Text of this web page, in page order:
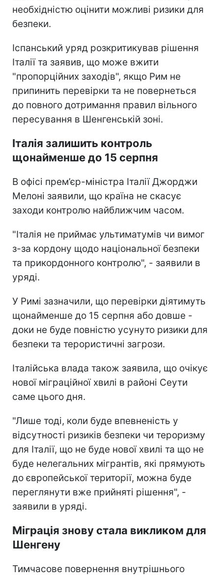
необхідністю оцінити можливі ризики для
безпеки.
Іспанський уряд розкритикував рішення
Італії та заявив, що може вжити
"пропорційних заходів", якщо Рим не
припинить перевірки та не повернеться
до повного дотримання правил вільного
пересування в Шенгенській зоні.
Італія залишить контроль
щонайменше до 15 серпня
В офісі прем’єр-міністра Італії Джорджи
Мелоні заявили, що країна не скасує
заходи контролю найближчим часом.
"Італія не приймає ультиматумів чи вимог
з-за кордону щодо національної безпеки
та прикордонного контролю", - заявили в
уряді.
У Римі зазначили, що перевірки діятимуть
щонайменше до 15 серпня або довше -
доки не буде повністю усунуто ризики для
безпеки та терористичні загрози.
Італійська влада також заявила, що очікує
нової міграційної хвилі в районі Сеути
саме цього дня.
"Лише тоді, коли буде впевненість у
відсутності ризиків безпеки чи тероризму
для Італії, що не буде нової хвилі та що не
буде нелегальних мігрантів, які прямують
до європейської території, можна буде
переглянути вже прийняті рішення", -
заявили в уряді.
Міграція знову стала викликом для
Шенгену
Тимчасове повернення внутрішнього